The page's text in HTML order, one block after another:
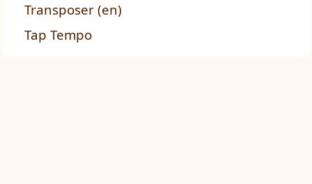
Transposer (en)
Tap Tempo